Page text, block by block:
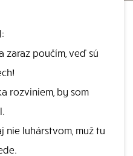
zaraz poučím, veď sú
rozviniem, by som
nie luhárstvom, muž tu